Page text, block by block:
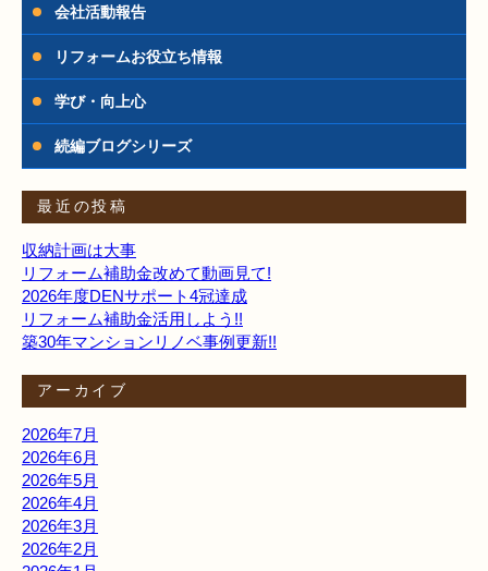
会社活動報告
リフォームお役立ち情報
学び・向上心
続編ブログシリーズ
最近の投稿
収納計画は大事
リフォーム補助金改めて動画見て!
2026年度DENサポート4冠達成
リフォーム補助金活用しよう!!
築30年マンションリノベ事例更新!!
アーカイブ
2026年7月
2026年6月
2026年5月
2026年4月
2026年3月
2026年2月